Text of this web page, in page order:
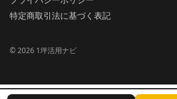
特定商取引法に基づく表記
©2026 1坪活用ナビ